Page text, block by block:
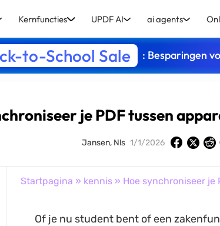
Kernfuncties UPDF AI ai agents
to-School Sale : Besparingen
je PDF tussen
Jansen, Nls 1/1/2026
Startpagina » kennis» Hoe synchroniseer je
Of je nu student bent of een